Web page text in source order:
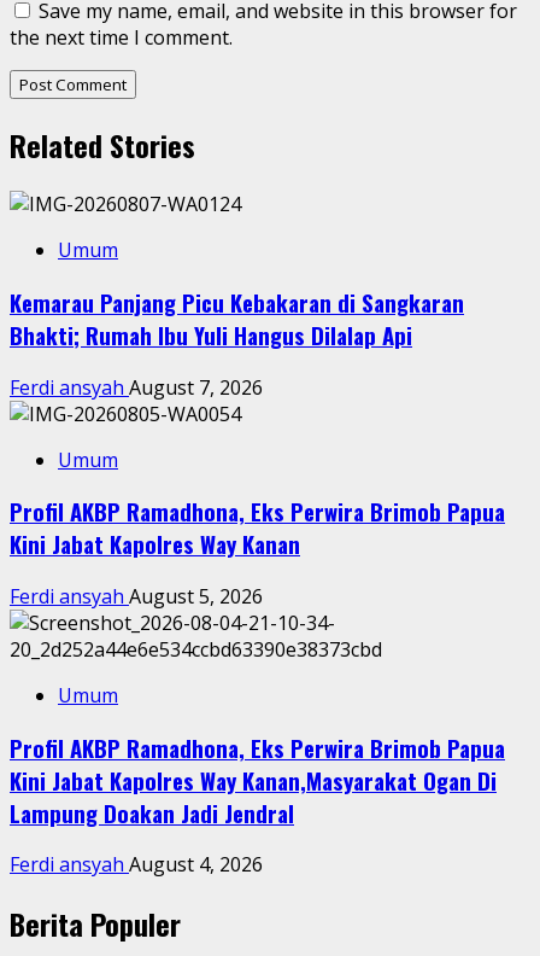
Save my name, email, and website in this browser for
the next time I comment.
Related Stories
Umum
Kemarau Panjang Picu Kebakaran di Sangkaran
Bhakti; Rumah Ibu Yuli Hangus Dilalap Api
Ferdi ansyah August 7, 2026
Umum
Profil AKBP Ramadhona, Eks Perwira Brimob Papua
Kini Jabat Kapolres Way Kanan
Ferdi ansyah August 5, 2026
Umum
Profil AKBP Ramadhona, Eks Perwira Brimob Papua
Kini Jabat Kapolres Way Kanan,Masyarakat Ogan Di
Lampung Doakan Jadi Jendral
Ferdi ansyah August 4, 2026
Berita Populer